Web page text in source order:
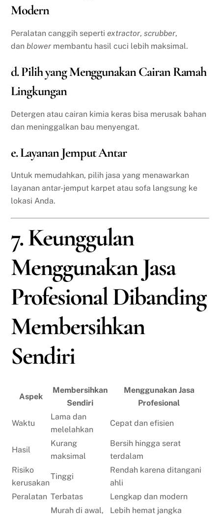
Modern
Peralatan canggih sepertiextractor,scrubber,
dan blower membantu hasil cuci lebih maksimal.
d. Pilih yang Menggunakan Cairan Ramah
Lingkungan
Detergen atau cairan kimia keras bisa merusak bahan
dan meninggalkan bau menyengat.
e. Layanan Jemput Antar
Untuk memudahkan, pilih jasa yang menawarkan
layanan antar-jemput karpet atau sofa langsung ke
lokasi Anda.
7. Keunggulan
Menggunakan Jasa
Profesional Dibanding
Membersihkan
Sendiri
Aspek
Membersihkan
Sendiri
Menggunakan Jasa
Profesional
Waktu
Lama dan
melelahkan
Cepat dan efisien
Hasil
Kurang
maksimal
Bersih hingga serat
terdalam
Risiko
kerusakan
Tinggi
Rendah karena ditangani
ahli
Peralatan Terbatas Lengkap dan modern
Murah di awal,
Lebih hemat jangka